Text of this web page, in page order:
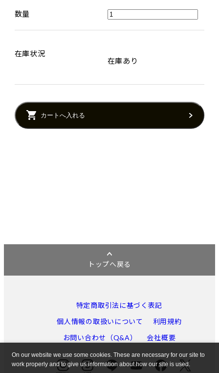
数量
在庫状況
在庫あり
カートへ入れる
トップへ戻る
特定商取引法に基づく表記
個人情報の取扱いについて
利用規約
お問い合わせ（Q&A）
会社概要
On our website we use some cookies. These are necessary for our site to
work properly and to give us information about how our site is used.